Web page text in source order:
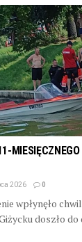
2026 0
wpłynęło
doszło